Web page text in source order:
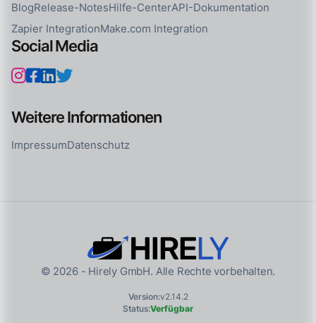
BlogRelease-NotesHilfe-CenterAPI-Dokumentation
Zapier IntegrationMake.com Integration
Social Media
Weitere Informationen
ImpressumDatenschutz
© 2026 - Hirely GmbH. Alle Rechte vorbehalten.
Version:v2.14.2
Status:Verfügbar